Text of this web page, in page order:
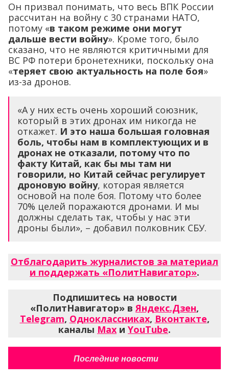
Он призвал понимать, что весь ВПК России
рассчитан на войну с 30 странами НАТО,
потому «в таком режиме они могут
дальше вести войну». Кроме того, было
сказано, что не являются критичными для
ВС РФ потери бронетехники, поскольку она
«теряет свою актуальность на поле боя»
из-за дронов.
«А у них есть очень хороший союзник,
который в этих дронах им никогда не
откажет. И это наша большая головная
боль, чтобы нам в комплектующих и в
дронах не отказали, потому что по
факту Китай, как бы мы там ни
говорили, но Китай сейчас регулирует
дроновую войну, которая является
основой на поле боя. Потому что более
70% целей поражаются дронами. И мы
должны сделать так, чтобы у нас эти
дроны были», – добавил полковник СБУ.
Отблагодарить журналистов за материал
и поддержать «ПолитНавигатор».
Подпишитесь на новости
«ПолитНавигатор» вЯндекс.Дзен,
Telegram, Одноклассниках, Вконтакте,
каналы Max и YouTube.
Последние новости